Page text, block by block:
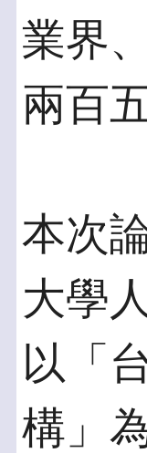
業界
兩百
本次
大學
以「
構」